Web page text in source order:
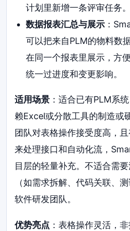
计划里新增一条评审任务。
数据报表汇总与展示：
可以把来自PLM的物料数
在同一个报表里展示，方
统一过进度和变更影响。
适用场景 ：适合已有PLM系
赖Excel或分散工具的制造或
团队对表格操作接受度高，
来处理接口和自动化流，
目层的轻量补充。不适合需
（如需求拆解、代码关联、
软件研发团队。
优势亮点 ：表格操作灵活，